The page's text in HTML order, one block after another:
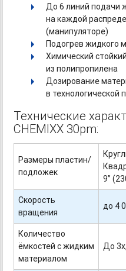
До 6 линий подачи
на каждой
(манипуляторе)
Подогрев жидкого
Химический
из полипропилена
Дозирование
в технологической
Технические
CHEMIXX 30pm:
Размеры пластин/
подложек
9”
Скорость
вращения
до 4
Количество
ёмкостей с жидким
материалом
До